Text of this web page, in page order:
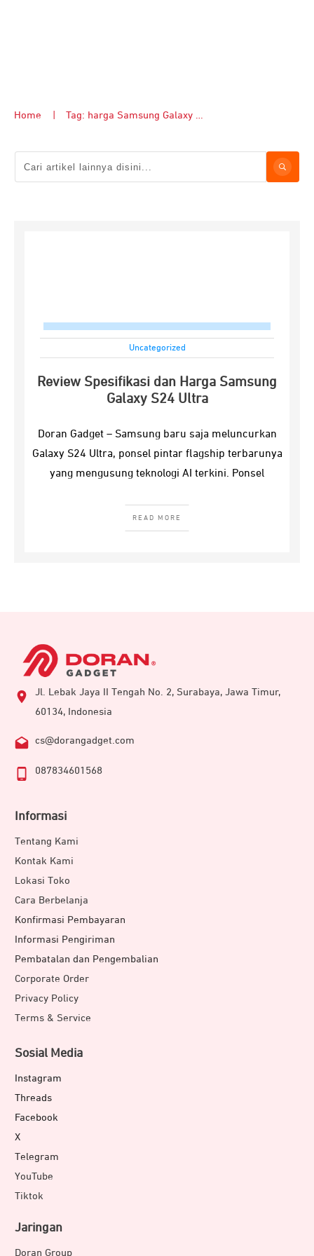
Home Tag: harga Samsung Galaxy S24 Ultra
Uncategorized
Review Spesifikasi dan Harga Samsung
Galaxy S24 Ultra
Doran Gadget – Samsung baru saja meluncurkan
Galaxy S24 Ultra, ponsel pintar flagship terbarunya
yang mengusung teknologi AI terkini. Ponsel
READ MORE
Jl. Lebak Jaya II Tengah No. 2, Surabaya, Jawa Timur,
60134, Indonesia
cs@dorangadget.com
087834601568
Informasi
Tentang Kami
Kontak Kami
Lokasi Toko
Cara Berbelanja
Konfirmasi Pembayaran
Informasi Pengiriman
Pembatalan dan Pengembalian
Corporate Order
Privacy Policy
Terms & Service
Sosial Media
Instagram
Threads
Facebook
X
Telegram
YouTube
Tiktok
Jaringan
Doran Group